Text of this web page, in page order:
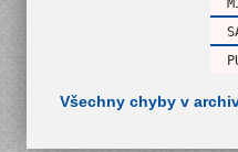
Všechny chyby v